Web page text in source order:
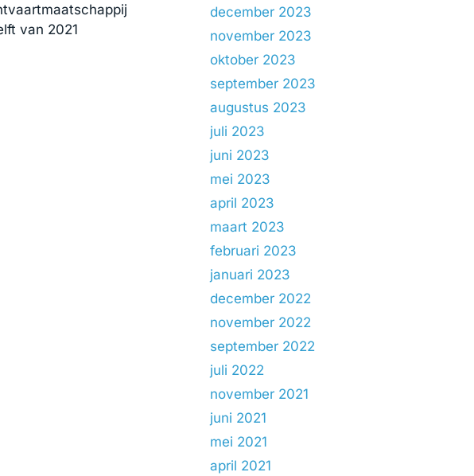
van 2021
december 2023
november 2023
oktober 2023
september 2023
augustus 2023
juli 2023
juni 2023
mei 2023
april 2023
maart 2023
februari 2023
januari 2023
december 2022
november 2022
september 2022
juli 2022
november 2021
juni 2021
mei 2021
april 2021